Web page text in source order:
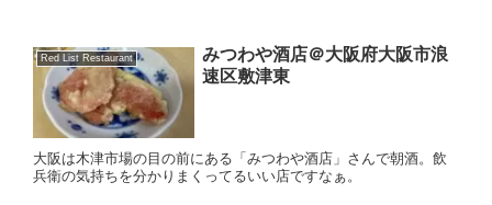
Red List Restaurant
みつわや酒店＠大阪府大阪市浪
速区敷津東
大阪は木津市場の目の前にある「みつわや酒店」さんで朝酒。飲
兵衛の気持ちを分かりまくってるいい店ですなぁ。